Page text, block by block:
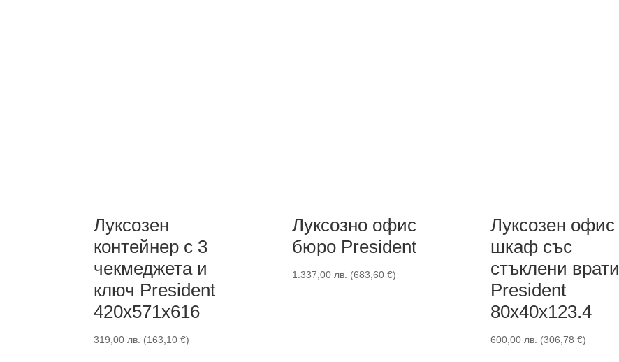
Луксозен
контейнер с 3
чекмеджета и
ключ President
420x571x616
319,00лв. (163,10€)
Луксозно офис
бюро President
1.337,00 лв. (683,60 €)
Луксозен офис
шкаф със
стъклени врати
President
80x40x123.4
600,00 лв. (306,78 €)